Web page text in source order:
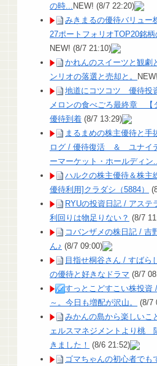
の時... NEW! (8/7 22:20)
みきまるの優待バリュー
27ポートフォリオTOP20銘柄
NEW! (8/7 21:10)
かれんのスイーツと観劇
ンリオの落選と売却と。 NEW!
地道にコツコツ 優待投
メロンの食べごろ最終章 【
優待到着 (8/7 13:29)
まるまめの株主優待と手
ログ / 優待復活 ＆ ユナイ
ーマーケット・ホールディン...
ハルクの株主優待＆株主
優待利用]クラダシ（5884）
RYUの投資日記 / アス
利回りは物足りない？ (8/7
コバンザメの株日記 / 吉
ん♪ (8/7 09:00)
目指せ桐谷さん / すばら
の優待と好きなドラマ (8/7
すっとこどすこい株投資
～。今日も増配が沢山。
(8/7
みかんの島から楽しいこ
ェルスマネジメントより桃
きました！ (8/6 21:52)
ゴマちゃんの初心者でも